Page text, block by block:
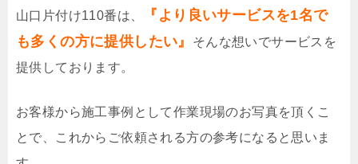
山口片付け110番は、
『より良いサービスを1名で
も多くの方に提供したい』
そんな想いでサービスを
提供しております。
お客様から施工事例として作業現場のお写真を頂くこ
とで、これからご依頼される方の参考になると思いま